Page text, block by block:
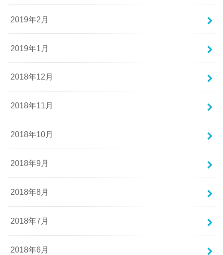
2019年2月
2019年1月
2018年12月
2018年11月
2018年10月
2018年9月
2018年8月
2018年7月
2018年6月